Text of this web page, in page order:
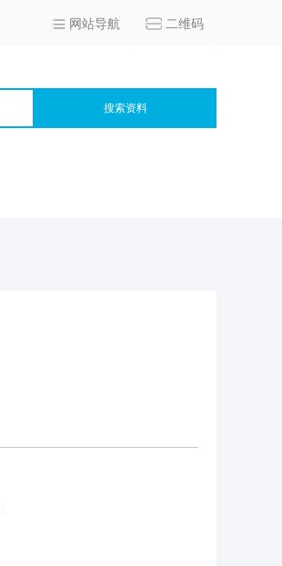
网站导航 二维码
搜索资料